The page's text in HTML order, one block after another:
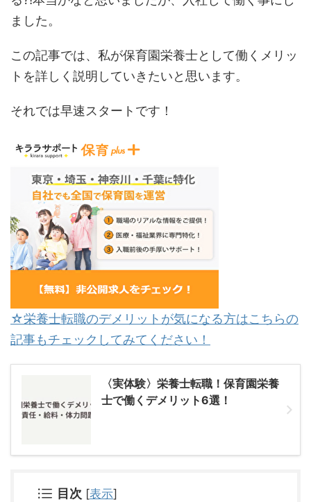
ました。
この記事では、私が保育園栄養士として働くメリッ
トを詳しく説明していきたいと思います。
それでは早速スタートです！
☆栄養士転職のデメリットが気になる方はこちらの
記事もチェックしてみてください！
〈実体験〉栄養士転職！保育園栄養
士で働くデメリット6選！
目次 [表示]